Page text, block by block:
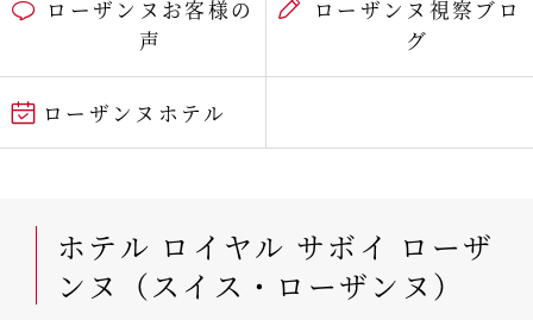
ローザンヌお客様の
声
ローザンヌ視察ブロ
グ
ローザンヌホテル
ホテル ロイヤル サボイ ローザ
ンヌ（スイス・ローザンヌ）